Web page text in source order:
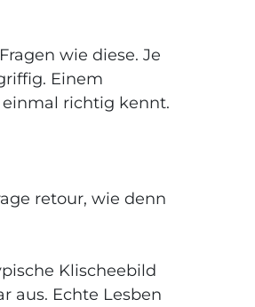
wie diese. Je
Einem
richtig kennt.
retour, wie denn
Klischeebild
aus. Echte Lesben